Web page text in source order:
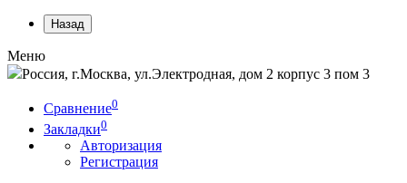
Назад
Меню
Россия, г.Москва, ул.Электродная, дом 2 корпус 3 пом 3
Сравнение0
Закладки0
Авторизация
Регистрация